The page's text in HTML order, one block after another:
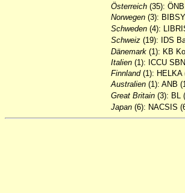
Österreich (35):
Norwegen (3):
Schweden (4):
Schweiz (19): IDS
Dänemark (1): KB
Italien (1): ICCU
Finnland (1): HELKA
Australien (1): ANB
Great Britain (3): BL
Japan (6): NACSIS